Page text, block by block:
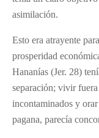
asimilación.
Esto era atrayente
prosperidad
Hananías (Jer. 28)
separación; vivir
incontaminados y
pagana, parecía